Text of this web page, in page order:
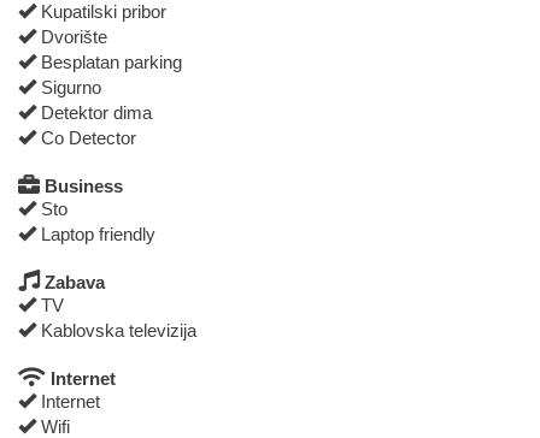
Kupatilski pribor
Dvorište
Besplatan parking
Sigurno
Detektor dima
Co Detector
Business
Sto
Laptop friendly
Zabava
TV
Kablovska televizija
Internet
Internet
Wifi